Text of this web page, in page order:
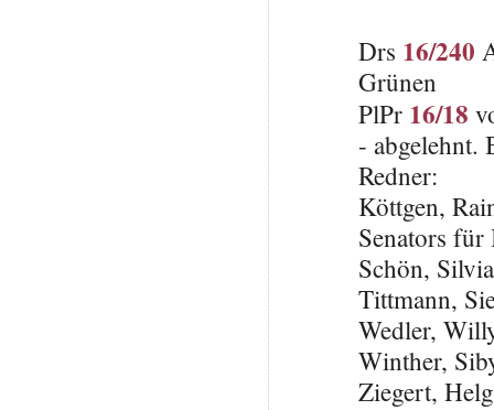
Drs 16/240
Grünen
PlPr 16/18
- abgelehnt.
Redner:
Köttgen,
Senators
Schön,
Tittmann,
Wedler,
Winther,
Ziegert,